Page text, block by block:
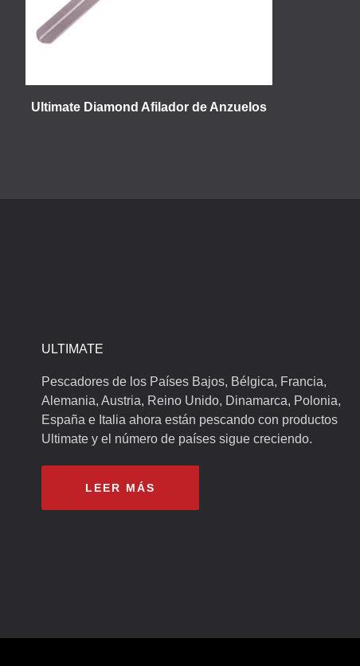
Ultimate Diamond Afilador de Anzuelos
ULTIMATE
Pescadores de los Países Bajos, Bélgica, Francia,
Alemania, Austria, Reino Unido, Dinamarca, Polonia,
España e Italia ahora están pescando con productos
Ultimate y el número de países sigue creciendo.
LEER MÁS